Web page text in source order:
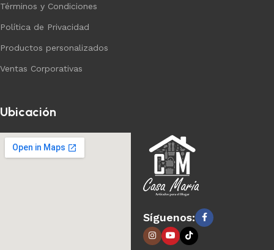
Términos y Condiciones
Política de Privacidad
Productos personalizados
Ventas Corporativas
Ubicación
Síguenos: